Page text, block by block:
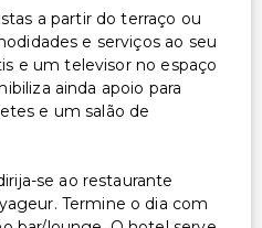
a partir do terraço ou
e serviços ao seu
e um televisor no espaço
ainda apoio para
e um salão de
se ao restaurante
Termine o dia com